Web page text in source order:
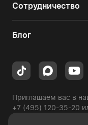
Сотрудничество
Блог
Приглашаем вас в
+7 (495) 120-35-20